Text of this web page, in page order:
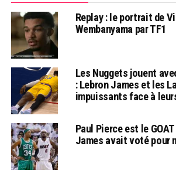
Replay : le portrait de
Wembanyama par TF1
Les Nuggets jouent
: Lebron James et les
impuissants face à
Paul Pierce est le
James avait voté pour